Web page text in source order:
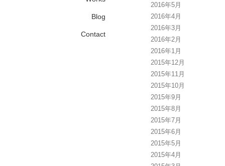
Blog
Contact
2016年5月
2016年4月
2016年3月
2016年2月
2016年1月
2015年12月
2015年11月
2015年10月
2015年9月
2015年8月
2015年7月
2015年6月
2015年5月
2015年4月